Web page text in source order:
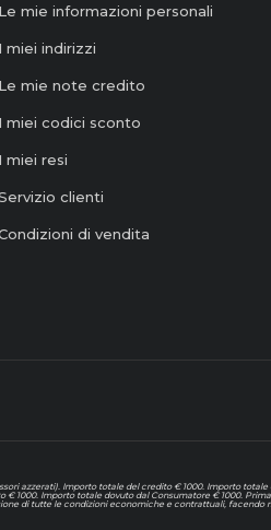
Le mie informazioni personali
I miei indirizzi
Le mie note credito
I miei codici sconto
I miei resi
clienti
di vendita
azzerati). Importo totale del credito € 1000. Importo
€ 1000. Importo totale dovuto dal Consumatore € 1000.
di tutte le condizioni economiche e contrattuali, facendo